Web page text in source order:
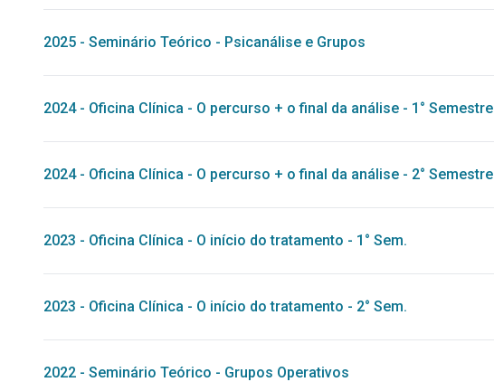
2025 - Seminário Teórico - Psicanálise e Grupos
2024- Oficina Clínica - O percurso + o final da análise - 1° Semestre
2024- Oficina Clínica - O percurso + o final da análise - 2° Semestre
2023 - Oficina Clínica - O início do tratamento - 1° Sem.
2023 - Oficina Clínica - O início do tratamento - 2° Sem.
2022 - Seminário Teórico - Grupos Operativos